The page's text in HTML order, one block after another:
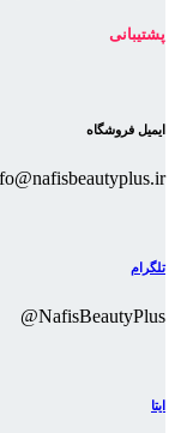
پشتیبانی
ایمیل فروشگاه
تلگرام
NafisBeautyPlus@
ایتا